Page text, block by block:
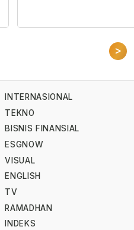
>
INTERNASIONAL
TEKNO
BISNIS FINANSIAL
ESGNOW
VISUAL
ENGLISH
TV
RAMADHAN
INDEKS